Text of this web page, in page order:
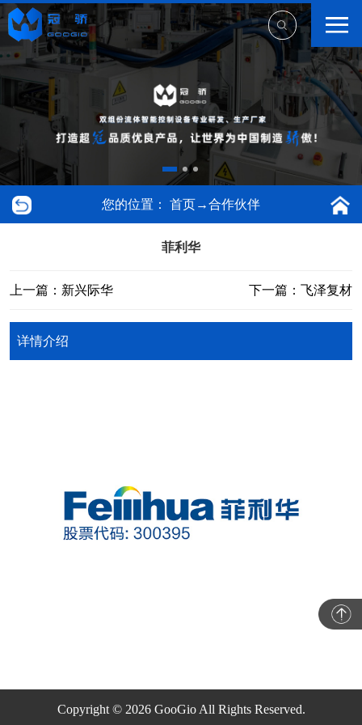
您的位置： 首页→合作伙伴
菲利华
上一篇：新兴际华 下一篇：飞泽复材
详情介绍
Copyright © 2026 GooGio All Rights Reserved.